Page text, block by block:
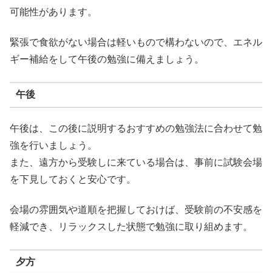
可能性があります。
緊張で食欲がない場合は軽いもので構わないので、エネル
ギー補給をして午後の勉強に備えましょう。
午後
午後は、この後に説明するおすすめの勉強法に合わせて勉
強を行いましょう。
また、遠方から受験しに来ている場合は、事前に試験会場
を下見しておくと安心です。
会場の雰囲気や道順を把握しておけば、受験前の不安感を
軽減でき、リラックスした状態で勉強に取り組めます。
夕方